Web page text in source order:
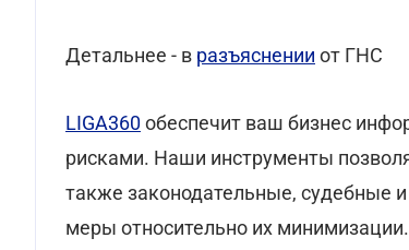
Детальнее - в разъяснении от ГНС
LIGA360обеспечит ваш бизнес
рисками. Наши инструменты
также законодательные, судебные
меры относительно их